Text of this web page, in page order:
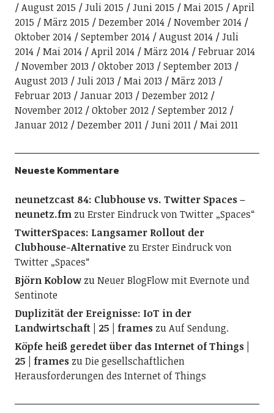
August 2015
Juli 2015 Juni 2015 Mai 2015
April
2015
März 2015 Dezember 2014
November 2014
Oktober 2014
September 2014 August 2014
Juli
2014
Mai 2014 April 2014 März 2014
Februar 2014
November 2013
Oktober 2013
September 2013
August 2013
Juli 2013 Mai 2013
März 2013
Februar 2013
Januar 2013
Dezember 2012
November 2012
Oktober 2012
September 2012
Januar 2012
Dezember 2011 Juni 2011 Mai 2011
Neueste Kommentare
neunetzcast 84: Clubhouse vs. Twitter Spaces –
neunetz.fmzuErster Eindruck von Twitter „Spaces“
TwitterSpaces: Langsamer Rollout der
Clubhouse-AlternativezuErster Eindruck von
Twitter „Spaces“
Björn KoblowzuNeuer BlogFlow mit Evernote und
Sentinote
Duplizität der Ereignisse: IoT in der
Landwirtschaft | 25 | frameszuAuf Sendung.
Köpfe heiß geredet über das Internet of Things |
25 | frameszuDie gesellschaftlichen
Herausforderungen des Internet of Things